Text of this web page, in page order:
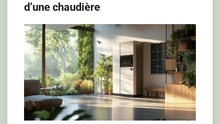
d’une chaudière